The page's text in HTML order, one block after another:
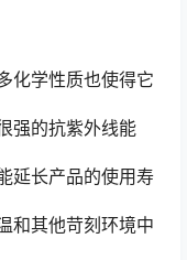
化学性质也使得它
强的抗紫外线能
延长产品的使用寿
和其他苛刻环境中